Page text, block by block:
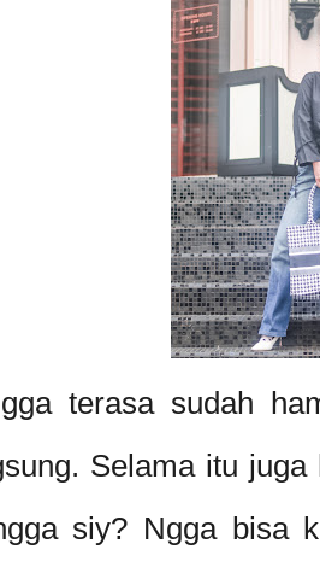
terasa sudah
Selama itu
siy? Ngga bisa